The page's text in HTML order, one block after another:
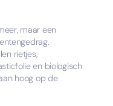
maar een
rietjes,
en biologisch
hoog op de